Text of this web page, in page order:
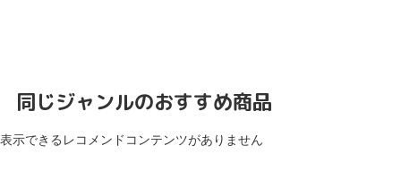
同じジャンルのおすすめ商品
表示できるレコメンドコンテンツがありません